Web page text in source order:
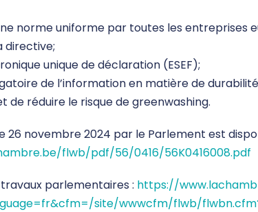
norme uniforme par toutes les
directive;
unique de déclaration (ESEF);
de l’information en matière de
de réduire le risque de greenwashing.
26 novembre 2024 par le Parlement est
flwb/pdf/56/0416/56K0416008.pdf
parlementaires : https://
site/wwwcfm/flwb/